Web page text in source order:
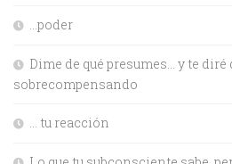
…poder
Dime de qué presumes… y te diré
sobrecompensando
… tu reacción